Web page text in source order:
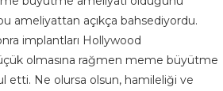
ameliyattan açıkça bahsediyordu.
implantları Hollywood
olmasına rağmen meme büyütme
etti. Ne olursa olsun, hamileliği ve